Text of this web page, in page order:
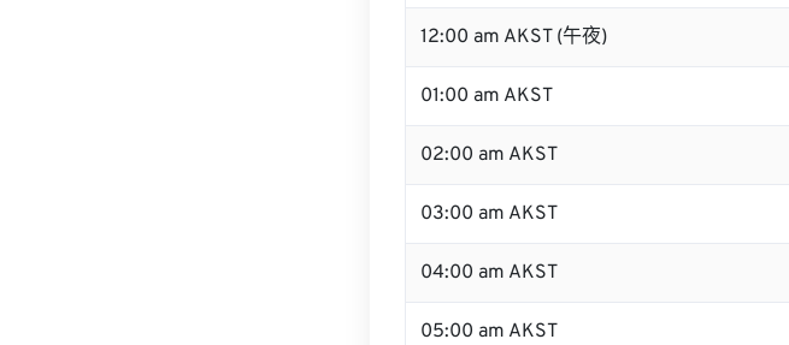
12:00 am AKST (午夜)
01:00 am AKST
02:00 am AKST
03:00 am AKST
04:00 am AKST
05:00 am AKST